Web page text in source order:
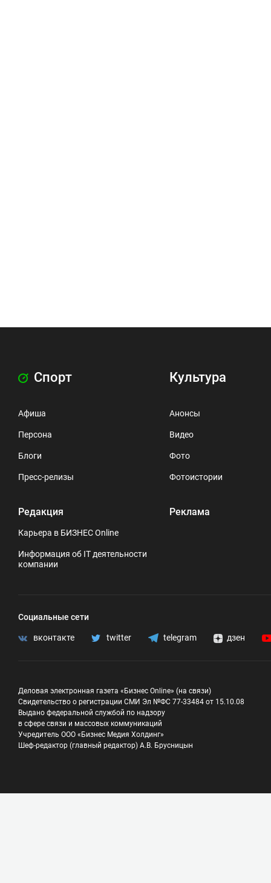
Спорт
Афиша
Персона
Блоги
Пресс-релизы
Редакция
Карьера в БИЗНЕС Online
Информация об IT деятельности
компании
Культура
Анонсы
Видео
Фото
Фотоистории
Реклама
Социальные сети
вконтакте twitter telegram дзен
Деловая электронная газета «Бизнес Online» (на связи)
Свидетельство о регистрации СМИ Эл №ФС 77-33484 от 15.10.08
Выдано федеральной службой по надзору
в сфере связи и массовых коммуникаций
Учредитель ООО «Бизнес Медия Холдинг»
Шеф-редактор (главный редактор) А.В. Брусницын